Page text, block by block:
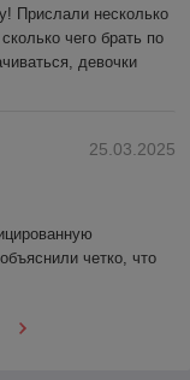
Прислали несколько
чего брать по
девочки
25.03.2025
четко, что